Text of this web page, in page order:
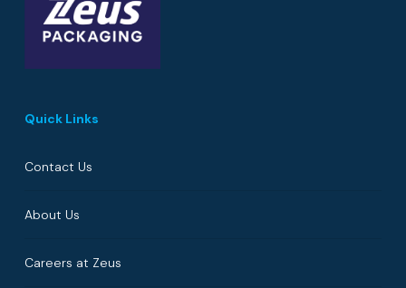
Quick Links
Contact Us
About Us
Careers at Zeus